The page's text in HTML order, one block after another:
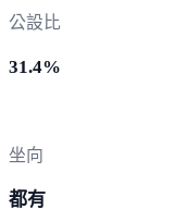
公設比
31.4%
坐向
都有